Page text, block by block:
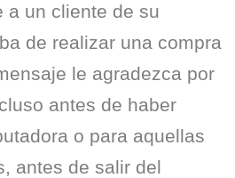
a un cliente de su
de realizar una compra
le agradezca por
antes de haber
o para aquellas
antes de salir del